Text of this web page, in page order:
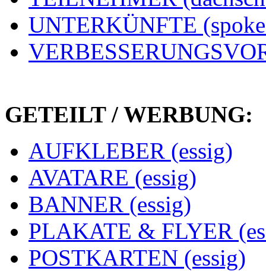
UNTERKÜNFTE
GETEILT / WERBUNG:
AUFKLEBER (essig)
AVATARE (essig)
BANNER (essig)
PLAKATE & FLYER
POSTKARTEN (essig)